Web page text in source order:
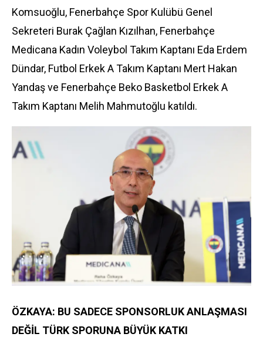
Komsuoğlu, Fenerbahçe Spor Kulübü Genel
Sekreteri Burak Çağlan Kızılhan, Fenerbahçe
Medicana Kadın Voleybol Takım Kaptanı Eda Erdem
Dündar, Futbol Erkek A Takım Kaptanı Mert Hakan
Yandaş ve Fenerbahçe Beko Basketbol Erkek A
Takım Kaptanı Melih Mahmutoğlu katıldı.
ÖZKAYA: BU SADECE SPONSORLUK ANLAŞMASI
DEĞİL TÜRK SPORUNA BÜYÜK KATKI